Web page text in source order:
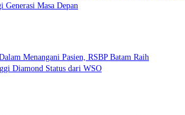
Generasi Masa Depan
Menangani Pasien, RSBP Batam Raih
Diamond Status dari WSO